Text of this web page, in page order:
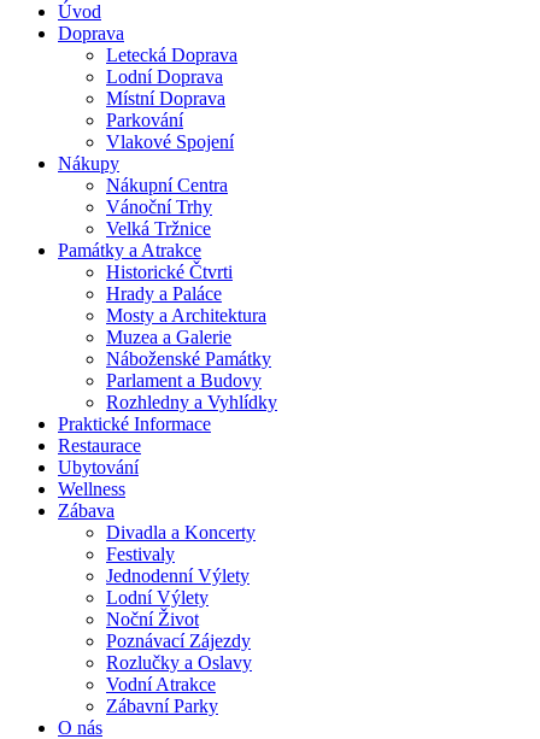
Úvod
Doprava
Letecká Doprava
Lodní Doprava
Místní Doprava
Parkování
Vlakové Spojení
Nákupy
Nákupní Centra
Vánoční Trhy
Velká Tržnice
Památky a Atrakce
Historické Čtvrti
Hrady a Paláce
Mosty a Architektura
Muzea a Galerie
Náboženské Památky
Parlament a Budovy
Rozhledny a Vyhlídky
Praktické Informace
Restaurace
Ubytování
Wellness
Zábava
Divadla a Koncerty
Festivaly
Jednodenní Výlety
Lodní Výlety
Noční Život
Poznávací Zájezdy
Rozlučky a Oslavy
Vodní Atrakce
Zábavní Parky
O nás